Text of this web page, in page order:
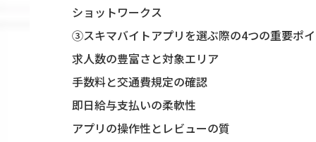
ショットワークス
③スキマバイトアプリを選ぶ際の4つの重要ポ
求人数の豊富さと対象エリア
手数料と交通費規定の確認
即日給与支払いの柔軟性
アプリの操作性とレビューの質